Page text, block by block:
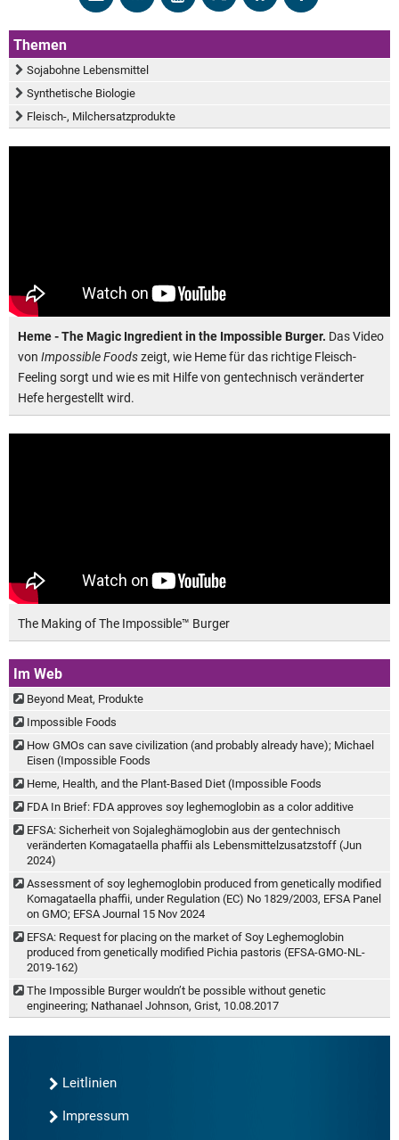
Themen
Sojabohne Lebensmittel
Synthetische Biologie
Fleisch-, Milchersatzprodukte
Heme - The Magic Ingredient in the Impossible Burger. Das Video
von Impossible Foodszeigt, wie Heme für das richtige Fleisch-
Feeling sorgt und wie es mit Hilfe von gentechnisch veränderter
Hefe hergestellt wird.
The Making of The Impossible™ Burger
Im Web
Beyond Meat, Produkte
Impossible Foods
How GMOs can save civilization (and probably already have); Michael
Eisen (Impossible Foods
Heme, Health, and the Plant-Based Diet (Impossible Foods
FDA In Brief: FDA approves soy leghemoglobin as a color additive
EFSA: Sicherheit von Sojaleghämoglobin aus der gentechnisch
veränderten Komagataella phaffii als Lebensmittelzusatzstoff (Jun
2024)
Assessment of soy leghemoglobin produced from genetically modified
Komagataella phaffii, under Regulation (EC) No 1829/2003, EFSA Panel
on GMO; EFSA Journal 15 Nov 2024
EFSA: Request for placing on the market of Soy Leghemoglobin
produced from genetically modified Pichia pastoris (EFSA-GMO-NL-
2019-162)
The Impossible Burger wouldn’t be possible without genetic
engineering; Nathanael Johnson, Grist, 10.08.2017
Leitlinien
Impressum